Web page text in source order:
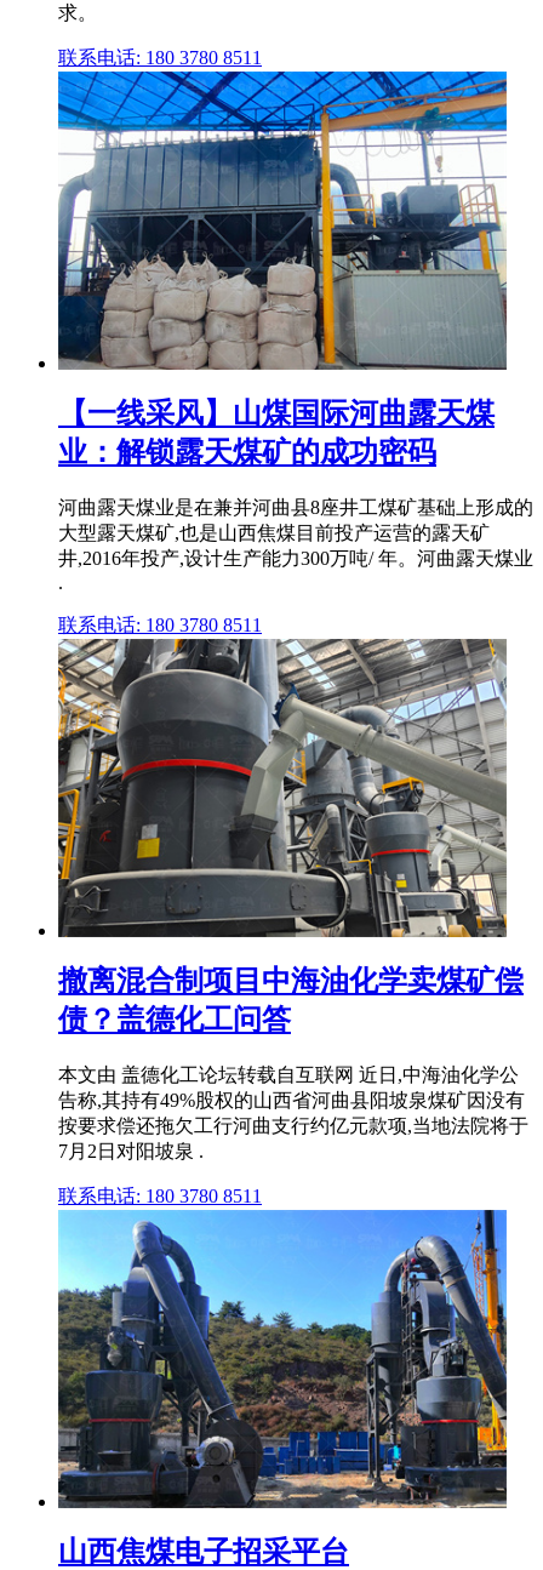
求。
联系电话: 180 3780 8511
【一线采风】山煤国际河曲露天煤
业：解锁露天煤矿的成功密码
河曲露天煤业是在兼并河曲县8座井工煤矿基础上形成的
大型露天煤矿,也是山西焦煤目前投产运营的露天矿
井,2016年投产,设计生产能力300万吨/ 年。河曲露天煤业
.
联系电话: 180 3780 8511
撤离混合制项目中海油化学卖煤矿偿
债？盖德化工问答
本文由 盖德化工论坛转载自互联网 近日,中海油化学公
告称,其持有49%股权的山西省河曲县阳坡泉煤矿因没有
按要求偿还拖欠工行河曲支行约亿元款项,当地法院将于
7月2日对阳坡泉 .
联系电话: 180 3780 8511
山西焦煤电子招采平台